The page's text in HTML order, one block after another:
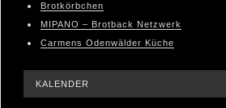
Brotkörbchen
MIPANO – Brotback Netzwerk
Carmens Odenwälder Küche
KALENDER